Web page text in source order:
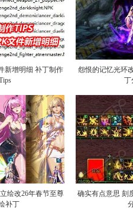
新增明细 补丁制作
怨恨的记忆光环
丁
绘改26年春节至尊
补丁
确实有点意思 刻